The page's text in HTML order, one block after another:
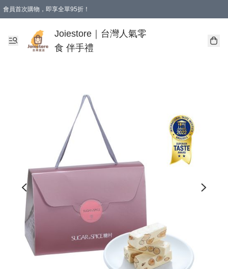
會員首次購物，即享全單95折！
購物滿 HKD 350.00即享免運費優惠！（適用於 本地送貨、本地取貨 )
Joiestore｜台灣人氣零
食 伴手禮